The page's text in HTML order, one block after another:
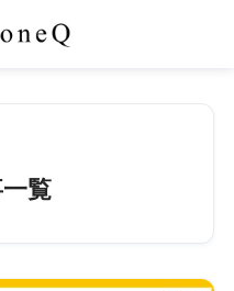
覧